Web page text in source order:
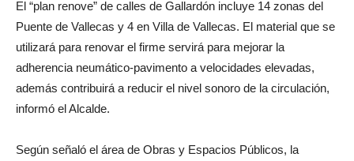
El “plan renove” de calles de Gallardón incluye 14 zonas del
Puente de Vallecas y 4 en Villa de Vallecas. El material que se
utilizará para renovar el firme servirá para mejorar la
adherencia neumático-pavimento a velocidades elevadas,
además contribuirá a reducir el nivel sonoro de la circulación,
informó el Alcalde.
Según señaló el área de Obras y Espacios Públicos, la